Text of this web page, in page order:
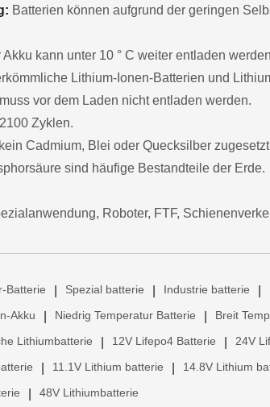
Batterien können aufgrund der geringen
Akku kann unter 10 ° C weiter entladen
Lithium-Ionen-Batterien und
vor dem Laden nicht entladen werden.
Zyklen.
kein Cadmium, Blei oder Quecksilber
sind häufige Bestandteile der Erde.
Roboter, FTF,
Batterie Spezial batterie Industrie batterie
Akku Niedrig Temperatur Batterie Breit
Lithiumbatterie 12V Lifepo4 Batterie 24V
11.1V Lithium batterie 14.8V Lithium
48V Lithiumbatterie